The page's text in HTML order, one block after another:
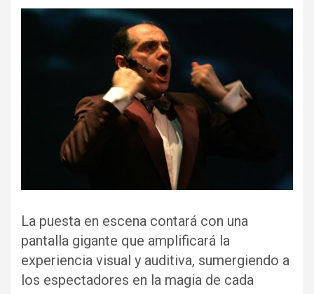
La puesta en escena contará con una
pantalla gigante que amplificará la
experiencia visual y auditiva, sumergiendo a
los espectadores en la magia de cada